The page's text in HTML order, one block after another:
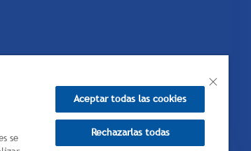
se
Aceptar todas las cookies
Rechazarlas todas